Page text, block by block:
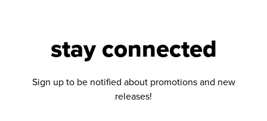
stay connected
Sign up to be notified about promotions and new
releases!